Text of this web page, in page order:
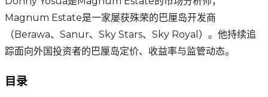
Magnum Estate是一家屡获殊荣的巴厘岛开发商
（Berawa、Sanur、Sky Stars、Sky Royal）。他持续追
踪面向外国投资者的巴厘岛定价、收益率与监管动态。
目录